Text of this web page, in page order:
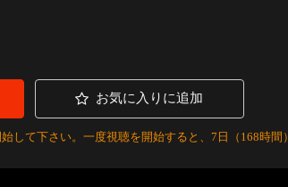
お気に入りに追加
して下さい。一度視聴を開始すると、7日（168時間